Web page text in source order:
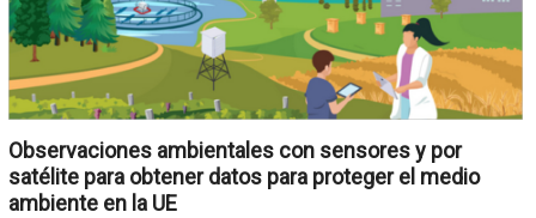
Observaciones ambientales con sensores y por
satélite para obtener datos para proteger el medio
ambiente en la UE